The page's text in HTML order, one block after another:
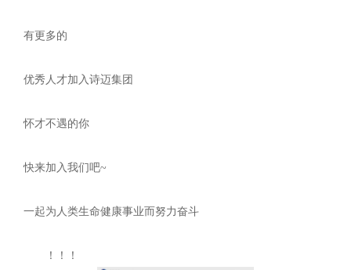
有更多的
优秀人才加入诗迈集团
怀才不遇的你
快来加入我们吧~
一起为人类生命健康事业而努力奋斗
！！！